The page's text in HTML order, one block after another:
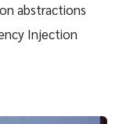
abstractions
Injection